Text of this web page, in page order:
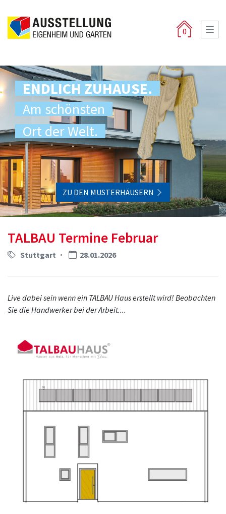
0
ENDLICH ZUHAUSE.
Am schönsten
Ort der Welt.
ZU DEN MUSTERHÄUSERN
TALBAU Termine Februar
Stuttgart 28.01.2026
Live dabei sein wenn ein TALBAU Haus erstellt wird! Beobachten
Sie die Handwerker bei der Arbeit....